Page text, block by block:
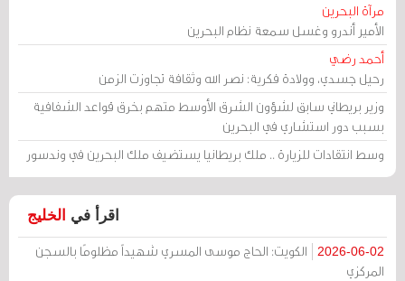
مرآة البحرين
الأمير أندرو وغسل سمعة نظام البحرين
أحمد رضي
رحيل جسدي، وولادة فكرية: نصر الله وثقافة تجاوزت الزمن
وزير بريطاني سابق لشؤون الشرق الأوسط متهم بخرق قواعد الشفافية
بسبب دور استشاري في البحرين
وسط انتقادات للزيارة .. ملك بريطانيا يستضيف ملك البحرين في وندسور
اقرأ في الخليج
2026-06-02
الكويت: الحاج موسى المسري شهيداً مظلومًا بالسجن
المركزي